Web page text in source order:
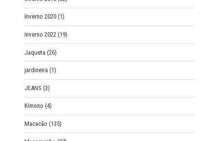
Inverno 2020 (1)
inverno 2022 (19)
Jaqueta (26)
jardineira (1)
JEANS (3)
Kimono (4)
Macacão (135)